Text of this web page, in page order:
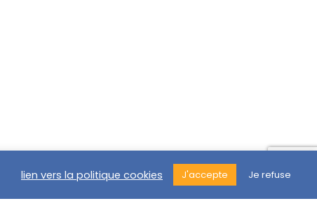
lien vers la politique cookies J'accepte Je refuse